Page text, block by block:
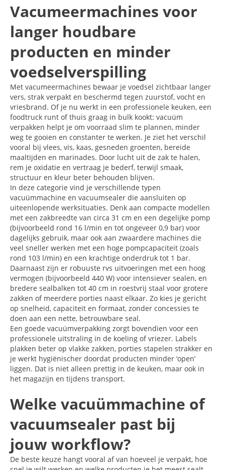
Vacumeermachines voor
langer houdbare
producten en minder
voedselverspilling
Met vacumeermachines bewaar je voedsel zichtbaar langer
vers, strak verpakt en beschermd tegen zuurstof, vocht en
vriesbrand. Of je nu werkt in een professionele keuken, een
foodtruck runt of thuis graag in bulk kookt: vacuüm
verpakken helpt je om voorraad slim te plannen, minder
weg te gooien en constanter te werken. Je ziet het verschil
vooral bij vlees, vis, kaas, gesneden groenten, bereide
maaltijden en marinades. Door lucht uit de zak te halen,
rem je oxidatie en vertraag je bederf, terwijl smaak,
structuur en kleur beter behouden blijven.
In deze categorie vind je verschillende typen
vacuümmachine en vacuumsealer die aansluiten op
uiteenlopende werksituaties. Denk aan compacte modellen
met een zakbreedte van circa 31 cm en een degelijke pomp
(bijvoorbeeld rond 16 l/min en tot ongeveer 0,9 bar) voor
dagelijks gebruik, maar ook aan zwaardere machines die
veel sneller werken met een hoge pompcapaciteit (zoals
rond 103 l/min) en een krachtige onderdruk tot 1 bar.
Daarnaast zijn er robuuste rvs uitvoeringen met een hoog
vermogen (bijvoorbeeld 440 W) voor intensiever sealen, en
bredere sealbalken tot 40 cm in roestvrij staal voor grotere
zakken of meerdere porties naast elkaar. Zo kies je gericht
op snelheid, capaciteit en formaat, zonder concessies te
doen aan een nette, betrouwbare seal.
Een goede vacuümverpakking zorgt bovendien voor een
professionele uitstraling in de koeling of vriezer. Labels
plakken beter op vlakke zakken, porties stapelen strakker en
je werkt hygiënischer doordat producten minder ‘open’
liggen. Dat is niet alleen prettig in de keuken, maar ook in
het magazijn en tijdens transport.
Welke vacuümmachine of
vacuumsealer past bij
jouw workflow?
De beste keuze hangt vooral af van hoeveel je verpakt, hoe